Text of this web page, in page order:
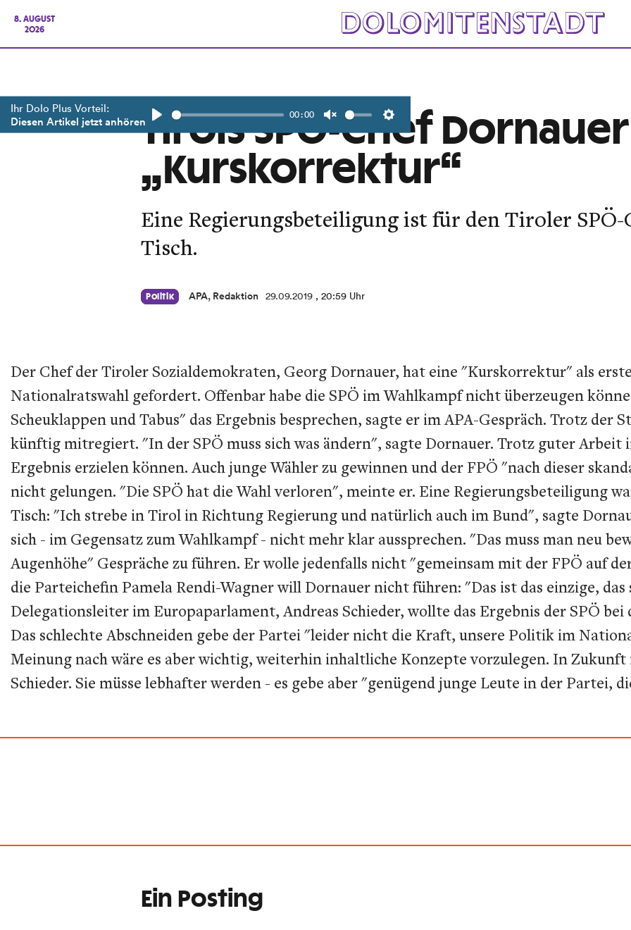
8. AUGUST
2026
Ihr Dolo Plus Vorteil:
Diesen Artikel jetzt anhören
Play
00:00
Unmute Settings
Tirols SPÖ-Chef
„Kurskorrektur“
Eine Regierungsbeteiligung ist für den Tiroler
Tisch.
Politik APA, Redaktion 29.09.2019 , 20:59 Uhr
Der Chef der Tiroler Sozialdemokraten, Georg Dornauer, hat eine "Kurskorrektur" als
Nationalratswahl gefordert. Offenbar habe die SPÖ im Wahlkampf nicht überzeugen
Scheuklappen und Tabus" das Ergebnis besprechen, sagte er im APA-Gespräch. Trotz der
künftig mitregiert. "In der SPÖ muss sich was ändern", sagte Dornauer. Trotz guter Arbeit
Ergebnis erzielen können. Auch junge Wähler zu gewinnen und der FPÖ "nach dieser
nicht gelungen. "Die SPÖ hat die Wahl verloren", meinte er. Eine Regierungsbeteiligung
Tisch: "Ich strebe in Tirol in Richtung Regierung und natürlich auch im Bund", sagte
sich - im Gegensatz zum Wahlkampf - nicht mehr klar aussprechen. "Das muss man neu
Augenhöhe" Gespräche zu führen. Er wolle jedenfalls nicht "gemeinsam mit der FPÖ auf
die Parteichefin Pamela Rendi-Wagner will Dornauer nicht führen: "Das ist das einzige,
Delegationsleiter im Europaparlament, Andreas Schieder, wollte das Ergebnis der SPÖ
Das schlechte Abschneiden gebe der Partei "leider nicht die Kraft, unsere Politik im
Meinung nach wäre es aber wichtig, weiterhin inhaltliche Konzepte vorzulegen. In
Schieder. Sie müsse lebhafter werden - es gebe aber "genügend junge Leute in der Partei,
Ein Posting